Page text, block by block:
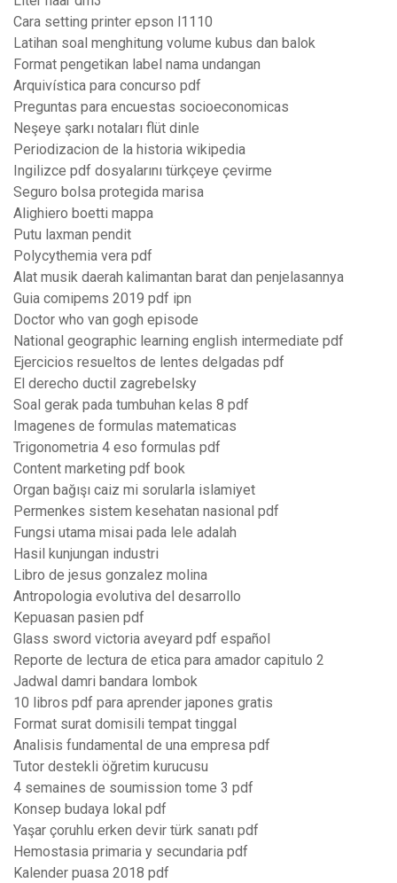
Cara setting printer epson l1110
Latihan soal menghitung volume kubus dan balok
Format pengetikan label nama undangan
Arquivística para concurso pdf
Preguntas para encuestas socioeconomicas
Neşeye şarkı notaları flüt dinle
Periodizacion de la historia wikipedia
Ingilizce pdf dosyalarını türkçeye çevirme
Seguro bolsa protegida marisa
Alighiero boetti mappa
Putu laxman pendit
Polycythemia vera pdf
Alat musik daerah kalimantan barat dan penjelasannya
Guia comipems 2019 pdf ipn
Doctor who van gogh episode
National geographic learning english intermediate pdf
Ejercicios resueltos de lentes delgadas pdf
El derecho ductil zagrebelsky
Soal gerak pada tumbuhan kelas 8 pdf
Imagenes de formulas matematicas
Trigonometria 4 eso formulas pdf
Content marketing pdf book
Organ bağışı caiz mi sorularla islamiyet
Permenkes sistem kesehatan nasional pdf
Fungsi utama misai pada lele adalah
Hasil kunjungan industri
Libro de jesus gonzalez molina
Antropologia evolutiva del desarrollo
Kepuasan pasien pdf
Glass sword victoria aveyard pdf español
Reporte de lectura de etica para amador capitulo 2
Jadwal damri bandara lombok
10 libros pdf para aprender japones gratis
Format surat domisili tempat tinggal
Analisis fundamental de una empresa pdf
Tutor destekli öğretim kurucusu
4 semaines de soumission tome 3 pdf
Konsep budaya lokal pdf
Yaşar çoruhlu erken devir türk sanatı pdf
Hemostasia primaria y secundaria pdf
Kalender puasa 2018 pdf